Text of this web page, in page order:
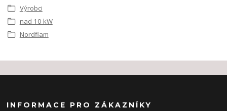
Výrobci
nad 10 kW
Nordflam
INFORMACE PRO ZÁKAZNÍKY